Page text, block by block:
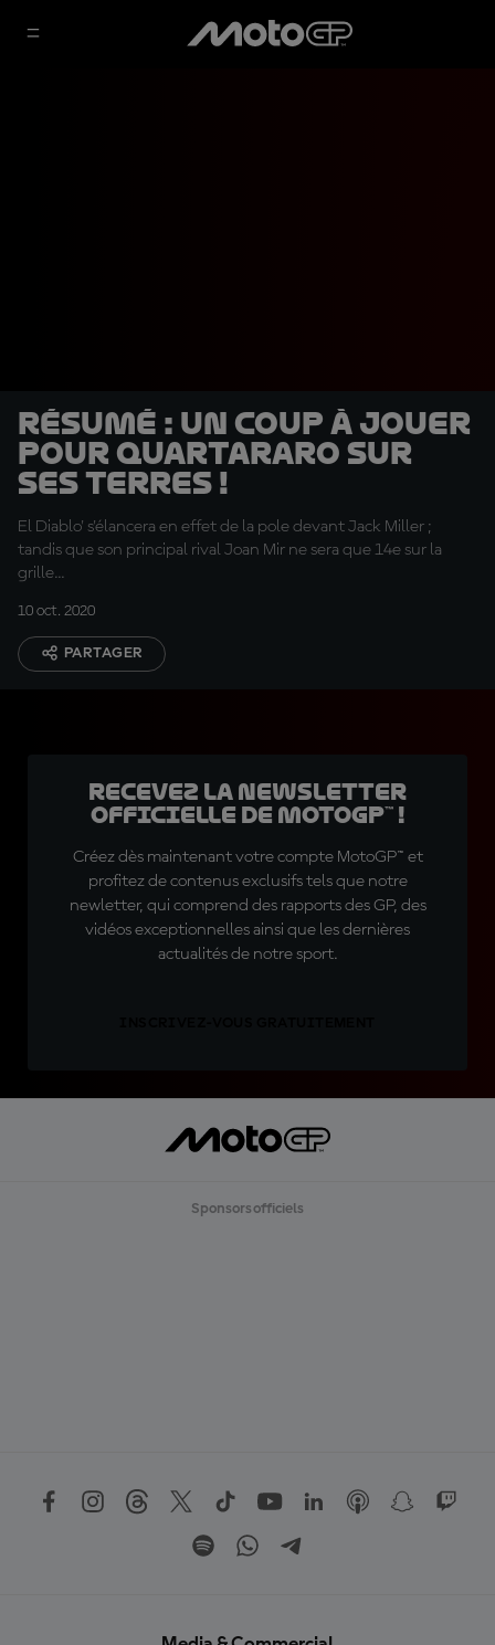
Résumé : Un coup à jouer
pour Quartararo sur
ses terres !
El Diablo' s'élancera en effet de la pole devant Jack Miller ;
tandis que son principal rival Joan Mir ne sera que 14e sur la
grille...
10 oct. 2020
PARTAGER
Recevez la Newsletter
officielle de MotoGP™ !
Créez dès maintenant votre compte MotoGP™ et
profitez de contenus exclusifs tels que notre
newletter, qui comprend des rapports des GP, des
vidéos exceptionnelles ainsi que les dernières
actualités de notre sport.
Sponsors officiels